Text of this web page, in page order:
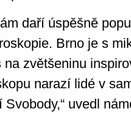
daří úspěšně
Brno je s
zvětšeninu
narazí lidé v
uvedl